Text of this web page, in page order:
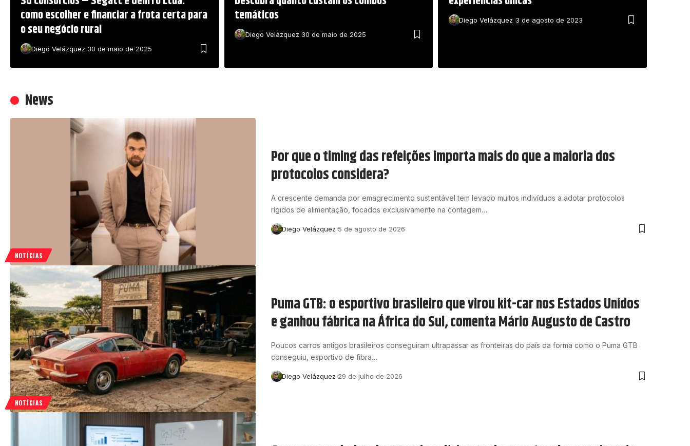
como escolher e financiar a frota certa para
o seu negócio rural
Diego Velázquez 30 de maio de 2025
temáticos
Diego Velázquez 30 de maio de 2025
Diego Velázquez 3 de agosto de 2023
News
NOTÍCIAS
Por que o timing das refeições importa mais do que a maioria dos
protocolos considera?
A crescente demanda por emagrecimento sustentável tem levado muitos indivíduos a adotar protocolos
rígidos de alimentação, focados exclusivamente na contagem…
Diego Velázquez 5 de agosto de 2026
NOTÍCIAS
Puma GTB: o esportivo brasileiro que virou kit-car nos Estados Unidos
e ganhou fábrica na África do Sul, comenta Mário Augusto de Castro
Poucos carros antigos brasileiros conseguiram ultrapassar as fronteiras do país da forma como o Puma GTB
conseguiu, esportivo de fibra…
Diego Velázquez 29 de julho de 2026